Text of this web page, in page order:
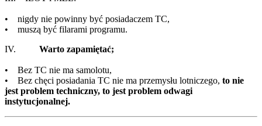
• nigdy nie powinny być posiadaczem TC,
• muszą być filarami programu.
IV.
Warto zapamiętać;
• Bez TC nie ma samolotu,
• Bez chęci posiadania TC nie ma przemysłu lotniczego, to nie
jest problem techniczny, to jest problem odwagi
instytucjonalnej.